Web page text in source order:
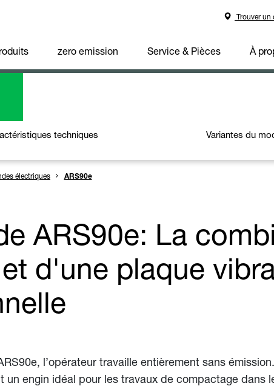
Trouver
zero emission Service & Pièces À
techniques Variantes du
électriques ARS90e
ARS90e: La
d'une plaque
l’opérateur travaille entièrement sans
un engin idéal pour les travaux de compactage dans